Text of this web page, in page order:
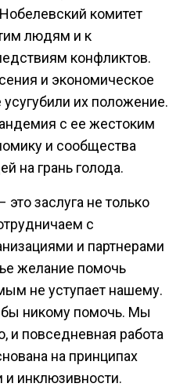
комитет
людям и к
конфликтов.
и экономическое
их положение.
с ее жестоким
и сообщества
на грань голода.
заслуга не только
с
и партнерами
желание помочь
не уступает нашему.
никому помочь. Мы
и повседневная работа
на принципах
и инклюзивности.